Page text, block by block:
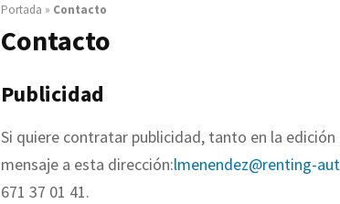
Portada » Contacto
Contacto
Publicidad
Si quiere contratar publicidad, tanto en la edición
mensaje a esta dirección:lmenendez@renting-
671 37 01 41.